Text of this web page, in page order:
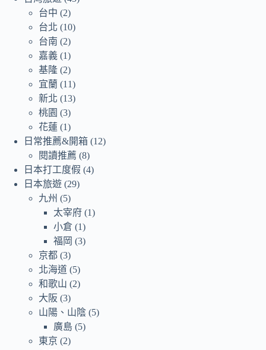
台中 (2)
台北 (10)
台南 (2)
嘉義 (1)
基隆 (2)
宜蘭 (11)
新北 (13)
桃園 (3)
花蓮 (1)
日常推薦&開箱 (12)
閱讀推薦 (8)
日本打工度假 (4)
日本旅遊 (29)
九州 (5)
太宰府 (1)
小倉 (1)
福岡 (3)
京都 (3)
北海道 (5)
和歌山 (2)
大阪 (3)
山陽、山陰 (5)
廣島 (5)
東京 (2)